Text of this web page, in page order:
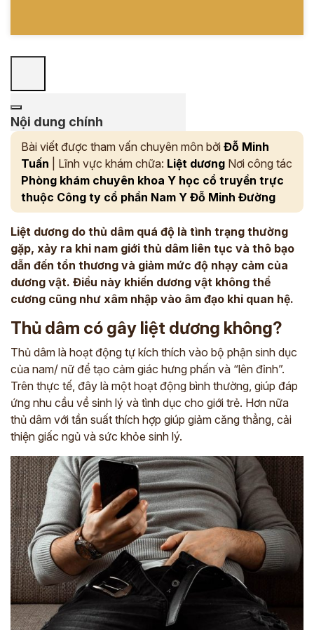
Nội dung chính
Bài viết được tham vấn chuyên môn bởi Đỗ Minh
Tuấn | Lĩnh vực khám chữa: Liệt dương Nơi công tác
Phòng khám chuyên khoa Y học cổ truyền trực
thuộc Công ty cổ phần Nam Y Đỗ Minh Đường
Liệt dương do thủ dâm quá độ là tình trạng thường
gặp, xảy ra khi nam giới thủ dâm liên tục và thô bạo
dẫn đến tổn thương và giảm mức độ nhạy cảm của
dương vật. Điều này khiến dương vật không thể
cương cũng như xâm nhập vào âm đạo khi quan hệ.
Thủ dâm có gây liệt dương không?
Thủ dâm là hoạt động tự kích thích vào bộ phận sinh dục
của nam/ nữ để tạo cảm giác hưng phấn và “lên đỉnh”.
Trên thực tế, đây là một hoạt động bình thường, giúp đáp
ứng nhu cầu về sinh lý và tình dục cho giới trẻ. Hơn nữa
thủ dâm với tần suất thích hợp giúp giảm căng thẳng, cải
thiện giấc ngủ và sức khỏe sinh lý.